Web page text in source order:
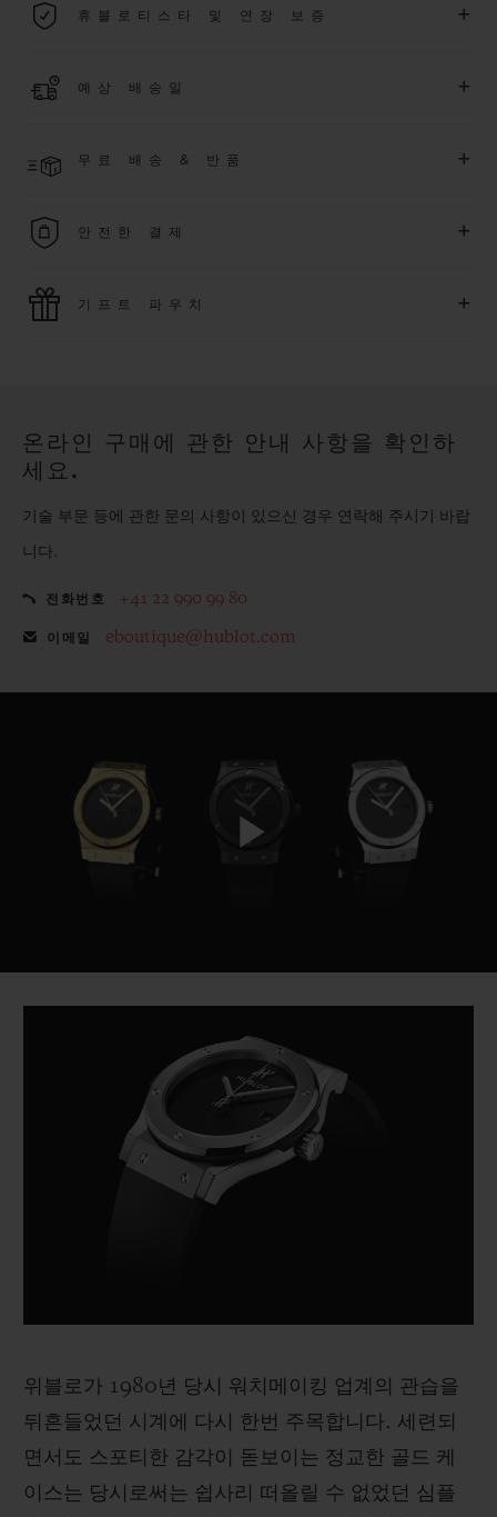
용됩니다.휴블로티스타 및 연장 보증 +
에 대해5 년 추가 워런티 혜택
또한 다양
더 알아보기
예상 배송일 +
다. *재고 상황에 따라 달라질 수 있습니다*.
무료 배송 & 반품 +
을 누려보세요
안전한 결제 +
모든 제품은 빠르고 안전하게 결제가 가능하며, 개인정보를 안
기프트 파우치 +
온라인 구매에 관한 안내 사항을 확인하
세요.
기술 부문 등에 관한 문의 사항이 있으신 경우 연락해 주시기 바랍
니다.
전화번호 +41 22 990 99 80
이메일 eboutique@hublot.com
Play
Video
위블로가 1980년 당시 워치메이킹 업계의 관습을
뒤흔들었던 시계에 다시 한번 주목합니다. 세련되
면서도 스포티한 감각이 돋보이는 정교한 골드 케
이스는 당시로써는 쉽사리 떠올릴 수 없었던 심플